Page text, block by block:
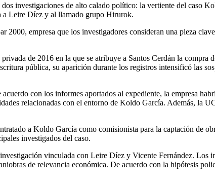
investigaciones de alto calado político: la vertiente del caso
a Leire Díez y al llamado grupo Hirurok.
empresa que los investigadores consideran una pieza
de 2016 en la que se atribuye a Santos Cerdán la compra
pública, su aparición durante los registros intensificó las
con los informes aportados al expediente, la empresa
relacionadas con el entorno de Koldo García. Además, la
a Koldo García como comisionista para la captación de
investigados del caso.
vinculada con Leire Díez y Vicente Fernández. Los
de relevancia económica. De acuerdo con la hipótesis